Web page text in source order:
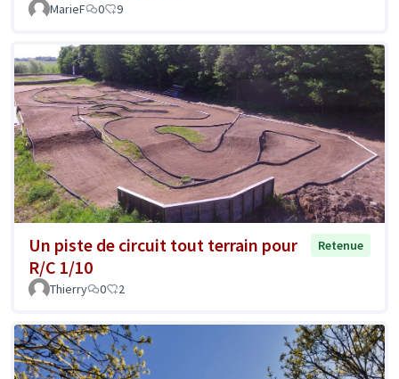
MarieF 0 9
Un piste de circuit tout terrain pour
R/C 1/10
Retenue
Thierry 0 2